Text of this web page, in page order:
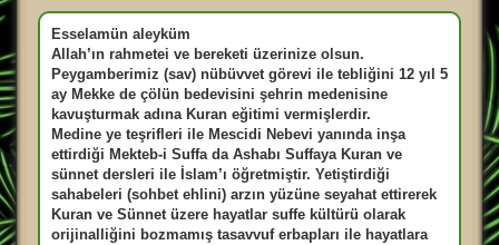
u
n
a
m
ş
m
s
a
Esselamün aleyküm
Allah’ın rahmetei ve bereketi üzerinize olsun.
Peygamberimiz (sav) nübüvvet görevi ile tebliğini 12 yıl 5
ay Mekke de çölün bedevisini şehrin medenisine
kavuşturmak adına Kuran eğitimi vermişlerdir.
Medine ye teşrifleri ile Mescidi Nebevi yanında inşa
ettirdiği Mekteb-i Suffa da Ashabı Suffaya Kuran ve
sünnet dersleri ile İslam’ı öğretmiştir. Yetiştirdiği
sahabeleri (sohbet ehlini) arzın yüzüne seyahat ettirerek
Kuran ve Sünnet üzere hayatlar suffe kültürü olarak
orijinalliğini bozmamış tasavvuf erbapları ile hayatlara